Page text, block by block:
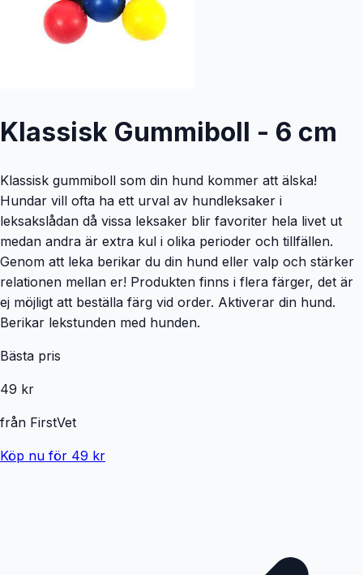
Klassisk Gummiboll - 6 cm
Klassisk gummiboll som din hund kommer att älska!
Hundar vill ofta ha ett urval av hundleksaker i
leksakslådan då vissa leksaker blir favoriter hela livet ut
medan andra är extra kul i olika perioder och tillfällen.
Genom att leka berikar du din hund eller valp och stärker
relationen mellan er! Produkten finns i flera färger, det är
ej möjligt att beställa färg vid order. Aktiverar din hund.
Berikar lekstunden med hunden.
Bästa pris
49 kr
från FirstVet
Köp nu för 49 kr